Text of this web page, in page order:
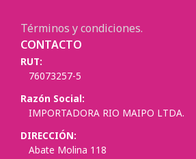
Términos y condiciones.
CONTACTO
RUT:
76073257-5
Razón Social:
IMPORTADORA RIO MAIPO LTDA.
DIRECCIÓN:
Abate Molina 118